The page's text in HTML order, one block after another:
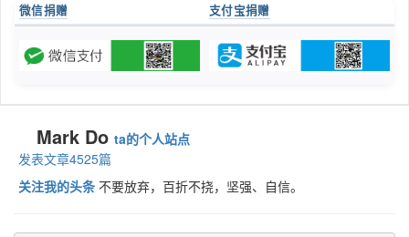
微信捐赠 支付宝捐赠
Mark Do ta的个人站点
发表文章4525篇
关注我的头条 不要放弃，百折不挠，坚强、自信。